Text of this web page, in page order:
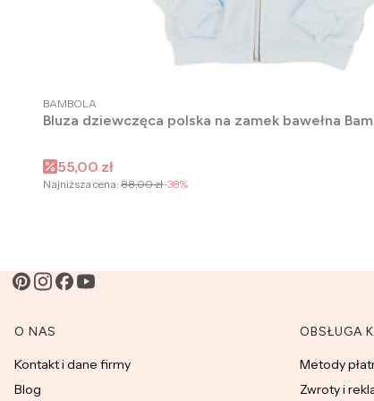
PRODUCENT
BAMBOLA
Bluza dziewczęca polska na zamek bawełna
Cena promocyjna
55,00 zł
Najniższa cena: 88,00 zł-38%
Linki w stopce
O NAS
Kontakt i dane firmy
Blog
OBSŁUGA
Metody
Zwroty i